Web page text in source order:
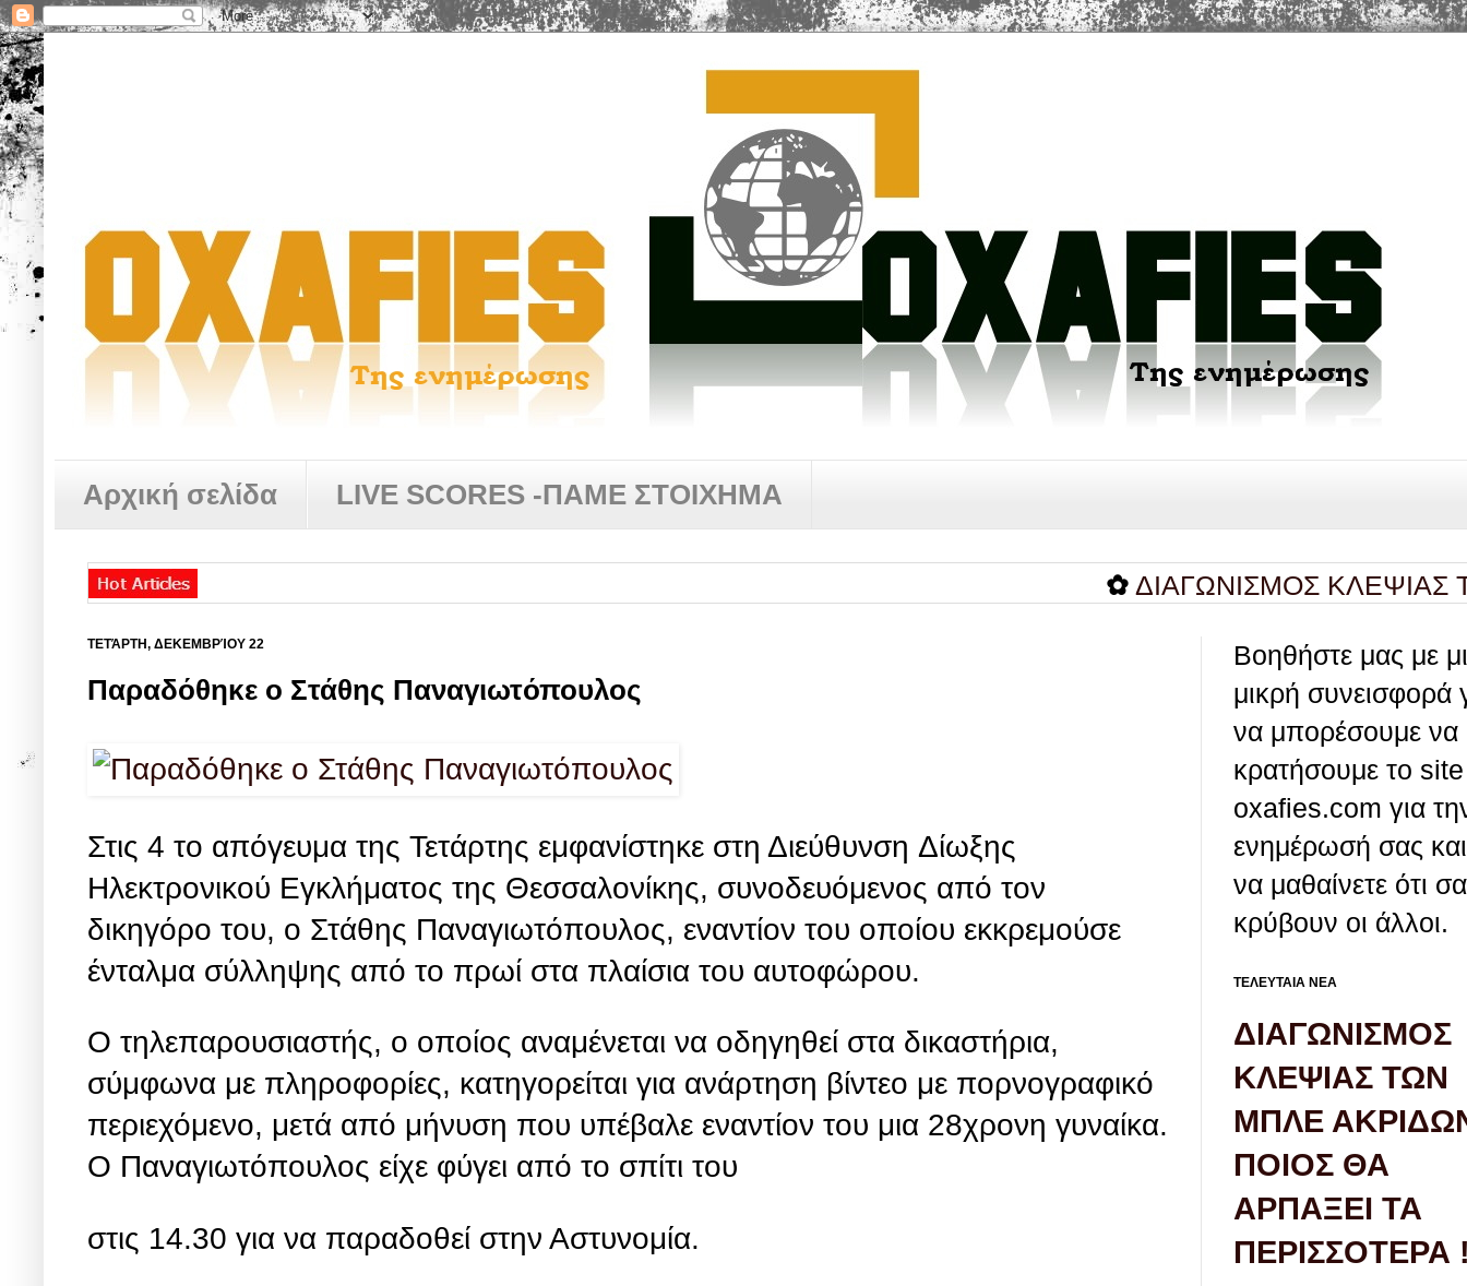
Αρχική σελίδα LIVE SCORES -ΠΑΜΕ ΣΤΟΙΧΗΜΑ
ΔΙΑΓΩΝΙΣΜΟΣ ΚΛΕΨΙΑΣ ΤΩΝ
ΤΕΤΆΡΤΗ, ΔΕΚΕΜΒΡΊΟΥ 22
Παραδόθηκε ο Στάθης Παναγιωτόπουλος
Στις 4 το απόγευμα της Τετάρτης εμφανίστηκε στη Διεύθυνση Δίωξης
Ηλεκτρονικού Εγκλήματος της Θεσσαλονίκης, συνοδευόμενος από τον
δικηγόρο του, ο Στάθης Παναγιωτόπουλος, εναντίον του οποίου εκκρεμούσε
ένταλμα σύλληψης από το πρωί στα πλαίσια του αυτοφώρου.
Ο τηλεπαρουσιαστής, ο οποίος αναμένεται να οδηγηθεί στα δικαστήρια,
σύμφωνα με πληροφορίες, κατηγορείται για ανάρτηση βίντεο με πορνογραφικό
περιεχόμενο, μετά από μήνυση που υπέβαλε εναντίον του μια 28χρονη γυναίκα.
Ο Παναγιωτόπουλος είχε φύγει από το σπίτι του
στις 14.30 για να παραδοθεί στην Αστυνομία.
Βοηθήστε μας με
μικρή συνεισφορά
να μπορέσουμε να
κρατήσουμε το site
oxafies.com για
ενημέρωσή σας
να μαθαίνετε ότι
κρύβουν οι άλλοι.
ΤΕΛΕΥΤΑΙΑ ΝΕΑ
ΔΙΑΓΩΝΙΣΜΟΣ
ΚΛΕΨΙΑΣ ΤΩΝ
ΜΠΛΕ
ΠΟΙΟΣ ΘΑ
ΑΡΠΑΞΕΙ ΤΑ
ΠΕΡΙΣΣΟΤΕΡΑ